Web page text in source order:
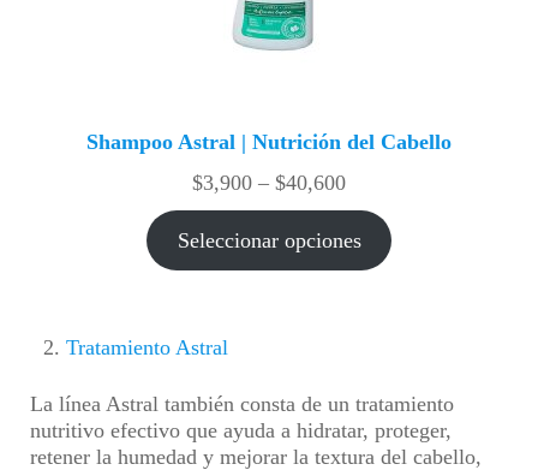
Shampoo Astral | Nutrición del Cabello
$3,900 – $40,600Rango
de
precios:
desde
Seleccionar opciones
Tratamiento Astral
La línea Astral también consta de un tratamiento
nutritivo efectivo que ayuda a hidratar, proteger,
retener la humedad y mejorar la textura del cabello,